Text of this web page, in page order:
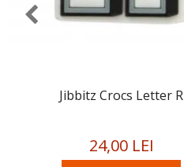
Jibbitz Crocs Letter R
24,00 LEI